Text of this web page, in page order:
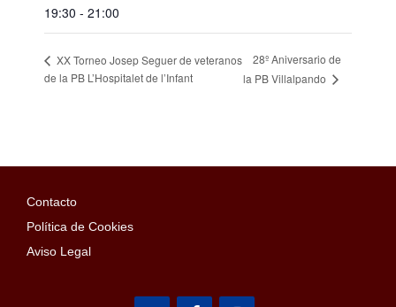
19:30 - 21:00
XX Torneo Josep Seguer de veteranos
de la PB L’Hospitalet de l’Infant
28º Aniversario de
la PB Villalpando
Contacto
Política de Cookies
Aviso Legal